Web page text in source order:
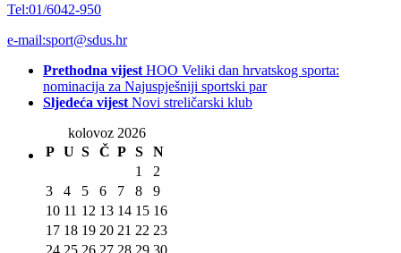
Tel:01/6042-950
e-mail:sport@sdus.hr
Prethodna vijest HOO Veliki dan hrvatskog sporta:
nominacija za Najuspješniji sportski par
Sljedeća vijest Novi streličarski klub
kolovoz 2026
P U S Č P S
N
1
2
3
4 5 6 7 8
9
10 11 12 13 14 15 16
17 18 19 20 21 22 23
24 25 26 27 28 29 30